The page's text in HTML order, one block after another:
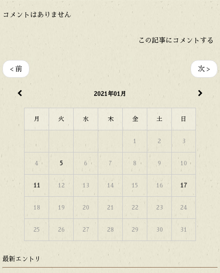
コメントはありません
この記事にコメントする
< 前 次 >
2021年01月
月 火 水 木 金 土 日
1 2 3
4 5 6 7 8 9 10
11 12 13 14 15 16 17
18 19 20 21 22 23 24
25 26 27 28 29 30 31
最新エントリ